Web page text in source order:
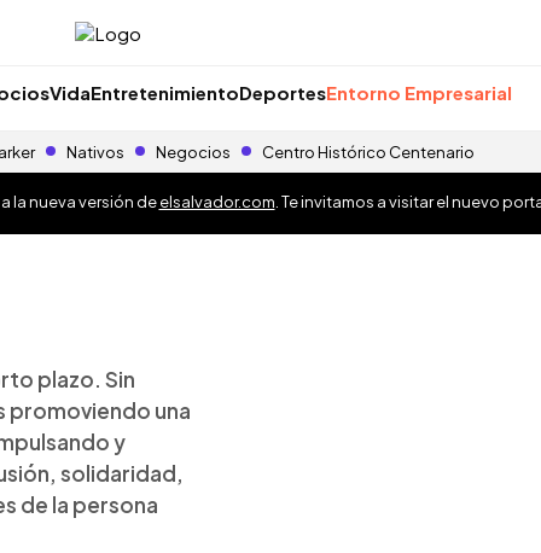
VidaEntretenimientoDeportesEntorno Empresarial
Nativos Negocios Centro Histórico Centenario
la nueva versión deelsalvador.com . Te invitamos a visitar el nuevo
plazo. Sin
promoviendo una
y
solidaridad,
de la persona